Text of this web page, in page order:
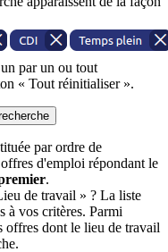
par un ou tout
« Tout réinitialiser ».
par ordre de
d'emploi répondant le
.
de travail » ? La liste
à vos critères. Parmi
offres dont le lieu de travail